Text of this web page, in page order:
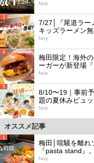
favy
3
7/27│『尾道ラー
キッズラーメン
favy
4
梅田限定！海外
ーガーが新登場『
favy
5
8/10〜19｜事前
題の夏休みビュ
favy
オススメ記事
1
梅田│喧騒を離れ
『pasta stand』
favy